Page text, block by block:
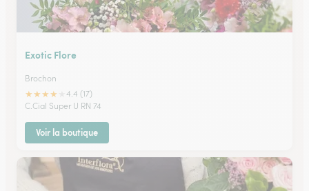
Exotic Flore
Brochon
★★★★
4.4 (17)
C.Cial Super U RN 74
Voir la boutique